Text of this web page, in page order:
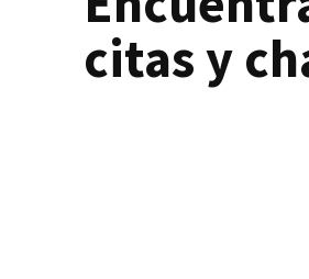
citas y